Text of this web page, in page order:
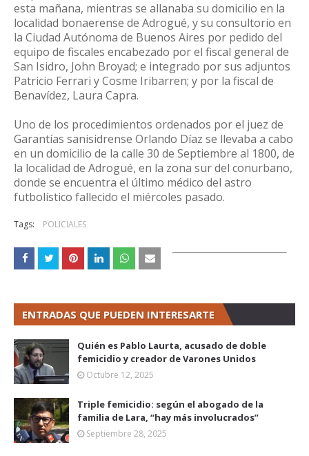
esta mañana, mientras se allanaba su domicilio en la
localidad bonaerense de Adrogué, y su consultorio en
la Ciudad Autónoma de Buenos Aires por pedido del
equipo de fiscales encabezado por el fiscal general de
San Isidro, John Broyad; e integrado por sus adjuntos
Patricio Ferrari y Cosme Iribarren; y por la fiscal de
Benavídez, Laura Capra.
Uno de los procedimientos ordenados por el juez de
Garantías sanisidrense Orlando Díaz se llevaba a cabo
en un domicilio de la calle 30 de Septiembre al 1800, de
la localidad de Adrogué, en la zona sur del conurbano,
donde se encuentra el último médico del astro
futbolístico fallecido el miércoles pasado.
Tags: POLICIALES
ENTRADAS QUE PUEDEN INTERESARTE
Quién es Pablo Laurta, acusado de doble
femicidio y creador de Varones Unidos
Octubre 12, 2025
Triple femicidio: según el abogado de la
familia de Lara, “hay más involucrados”
Septiembre 28, 2025